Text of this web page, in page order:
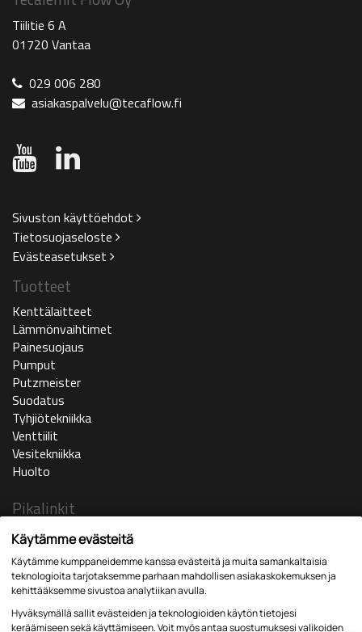
Tiilitie 6 A
01720 Vantaa
029 006 280
asiakaspalvelu@tecaflow.fi
Sivuston käyttöehdot
Tietosuojaseloste
Evästeasetukset
Tuotteet
Kenttälaitteet
Lämmönvaihtimet
Painesuojaus
Pumput
Putzmeister
Suodatus
Tyhjiötekniikka
Venttiilit
Vesitekniikka
Huolto
Pikalinkit
Ajankohtaista
Yritys
In english
Huoltopyyntö
Lomakkeet
Käytämme evästeitä
Käytämme kumppaneidemme kanssa evästeitä ja muita samankaltaisia
teknologioita tarjotaksemme parhaan mahdollisen asiakaskokemuksen ja
kehittääksemme sivustoa analytiikan avulla.
Hyväksymällä sallit evästeiden ja teknologioiden käytön tietojesi
keräämiseen sekä käyttämiseen. Voit myös antaa suostumuksesi valikoiden